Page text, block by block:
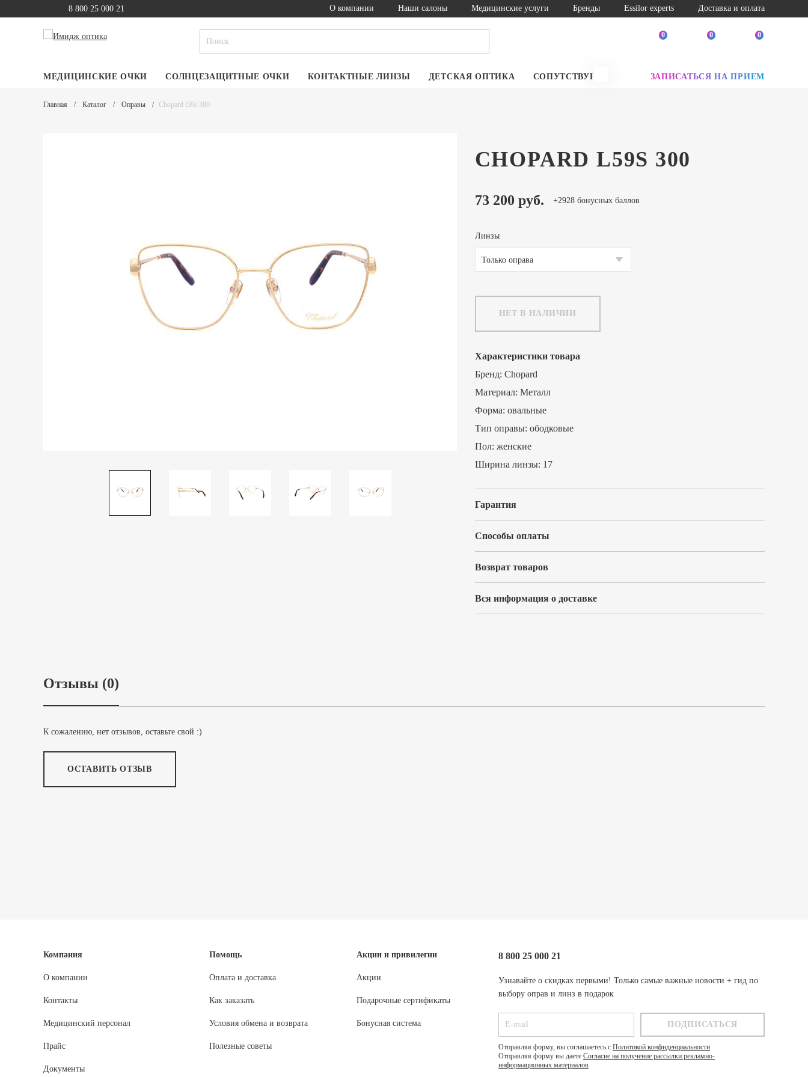
8 800 25 000 21 О компании Наши салоны Медицинские услуги Бренды Essilor experts Доставка и оплата
0 0 0
МЕДИЦИНСКИЕ ОЧКИ СОЛНЦЕЗАЩИТНЫЕ ОЧКИ КОНТАКТНЫЕ ЛИНЗЫ ДЕТСКАЯ ОПТИКА СОПУТСТВУЮЩИЕ ТОВАРЫ SALE
ЗАПИСАТЬСЯ НА ПРИЕМ
Главная Каталог Оправы Chopard l59s 300
CHOPARD L59S 300
73 200 руб. +2928 бонусных баллов
Линзы
Только оправа
НЕТ В НАЛИЧИИ
Характеристики товара
Бренд: Chopard
Материал: Металл
Форма: овальные
Тип оправы: ободковые
Пол: женские
Ширина линзы: 17
Гарантия
Способы оплаты
Возврат товаров
Вся информация о доставке
Отзывы (0)
К сожалению, нет отзывов, оставьте свой :)
ОСТАВИТЬ ОТЗЫВ
Компания
О компании
Контакты
Медицинский персонал
Прайс
Документы
Помощь
Оплата и доставка
Как заказать
Условия обмена и возврата
Полезные советы
Акции и привилегии
Акции
Подарочные сертификаты
Бонусная система
8 800 25 000 21
Узнавайте о скидках первыми! Только самые важные новости + гид по
выбору оправ и линз в подарок
Отправляя форму, вы соглашаетесь с Политикой конфиденциальности
Отправляя форму вы даете Согласие на получение рассылки рекламно-
информационных материалов